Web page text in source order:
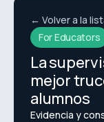
← Volver a la
For Educators
La
mejor
alumnos
Evidencia y